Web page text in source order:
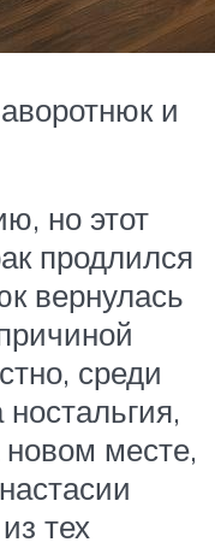
и
но этот
продлился
вернулась
среди
новом месте,
тех